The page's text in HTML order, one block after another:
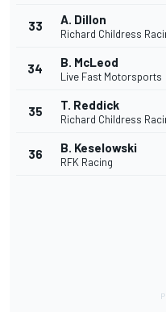
33 A. Dillon
Richard Childress
34 B. McLeod
Live Fast Motorsports
35 T. Reddick
Richard Childress
36 B. Keselowski
RFK Racing